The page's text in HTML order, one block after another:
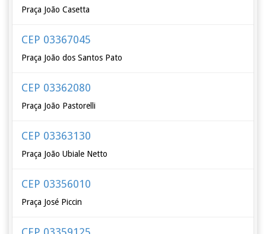
Praça João Casetta
CEP 03367045
Praça João dos Santos Pato
CEP 03362080
Praça João Pastorelli
CEP 03363130
Praça João Ubiale Netto
CEP 03356010
Praça José Piccin